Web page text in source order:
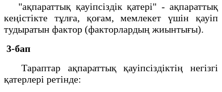
"ақпараттық қауіпсіздік қатері" - ақпараттық
кеңістікте тұлға, қоғам, мемлекет үшін қауіп
тудыратын фактор (факторлардың жиынтығы).
3-бап
Тараптар ақпараттық қауіпсіздіктің негізгі
қатерлері ретінде: